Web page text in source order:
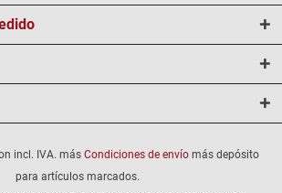
incl. IVA. más Condiciones de envíomás depósito
para artículos marcados.